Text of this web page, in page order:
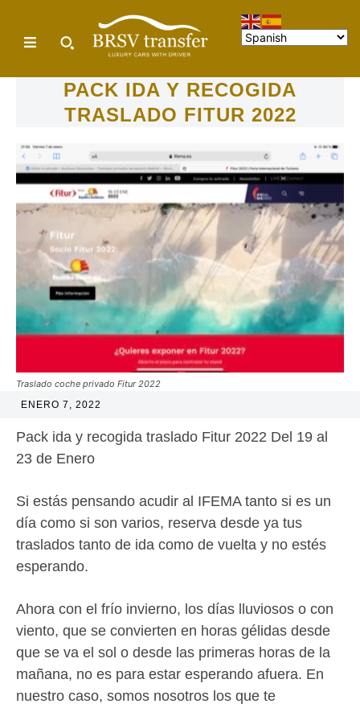
PACK IDA Y RECOGIDA
TRASLADO FITUR 2022
Traslado coche privado Fitur 2022
ENERO 7, 2022
Pack ida y recogida traslado Fitur 2022 Del 19 al
23 de Enero
Si estás pensando acudir al IFEMA tanto si es un
día como si son varios, reserva desde ya tus
traslados tanto de ida como de vuelta y no estés
esperando.
Ahora con el frío invierno, los días lluviosos o con
viento, que se convierten en horas gélidas desde
que se va el sol o desde las primeras horas de la
mañana, no es para estar esperando afuera. En
nuestro caso, somos nosotros los que te